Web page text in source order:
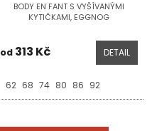
BODY EN FANT S VYŠÍVANÝMI
KYTIČKAMI, EGGNOG
od 313 Kč DETAIL
62 68 74 80 86 92